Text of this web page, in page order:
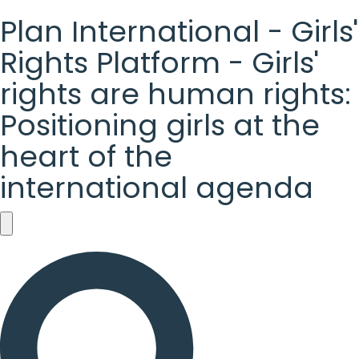
Plan International - Girls'
Rights Platform - Girls'
rights are human rights:
Positioning girls at the
heart of the
international agenda
Plan
International
-
Girls'